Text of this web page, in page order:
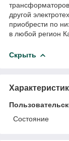
другой
приобрести по
в любой регион
Скрыть
Состояние